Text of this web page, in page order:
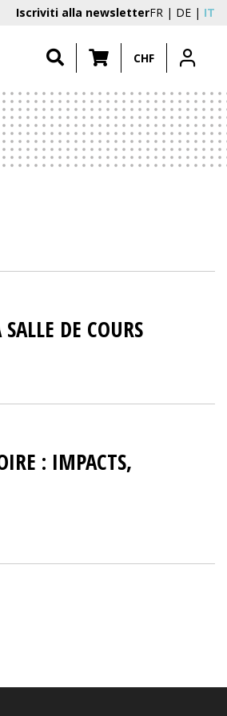
Iscriviti alla newsletterFR DE IT
CHF
DE COURS
: IMPACTS,